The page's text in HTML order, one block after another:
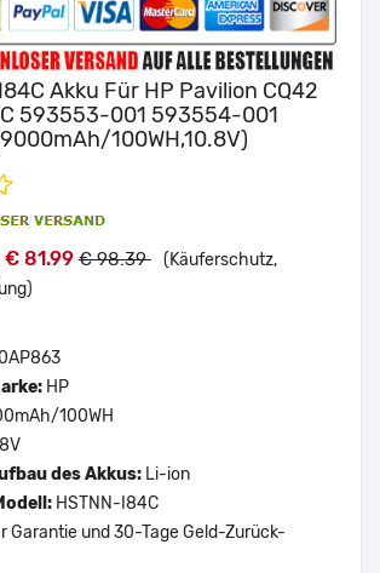
Akku Für HP Pavilion CQ42
593553-001 593554-001
100WH,10.8V)
81.99 € 98.39 (Käuferschutz,
HP
100WH
des Akkus: Li-ion
HSTNN-I84C
Garantie und 30-Tage Geld-Zurück-